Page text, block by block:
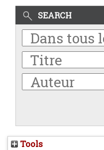
SEARCH
Tools